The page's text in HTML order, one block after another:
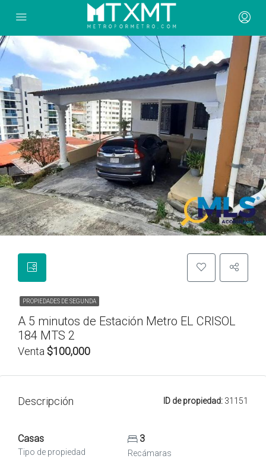
PROPIEDADES DE SEGUNDA
A 5 minutos de Estación Metro EL CRISOL
184 MTS 2
Venta $100,000
Descripción ID de propiedad: 31151
Casas
Tipo de propiedad
3
Recámaras